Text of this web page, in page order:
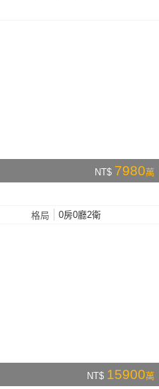
NT$ 7980萬
格局 0房0廳2衛
NT$ 15900萬